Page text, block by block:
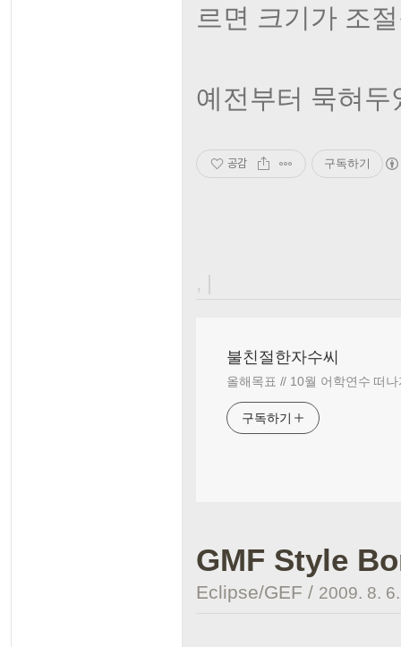
르면 크기가 조
예전부터 묵혀
공감 구독하기
, |
불친절한자수씨
올해목표 // 10월 어학연수 떠나
구독하기
GMF Style
Eclipse/GEF / 2009. 8.